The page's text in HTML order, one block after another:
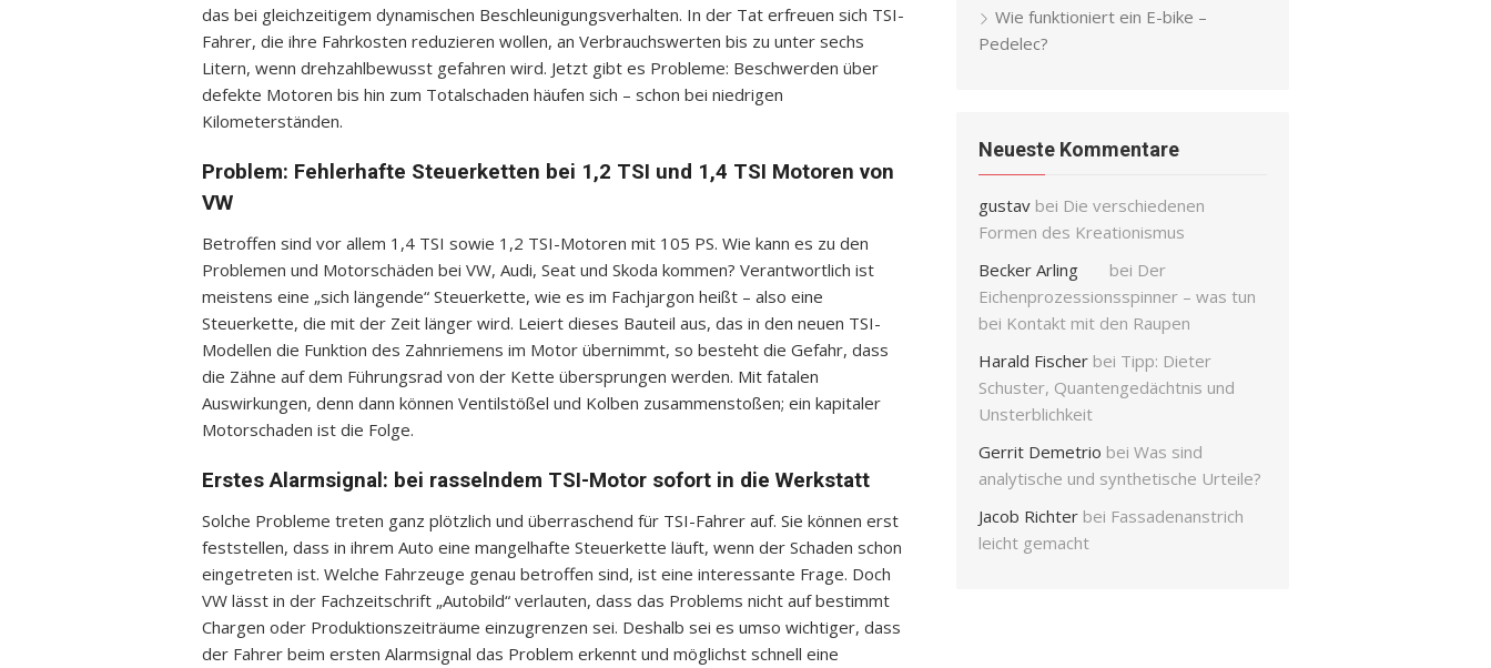
das bei gleichzeitigem dynamischen Beschleunigungsverhalten. In der Tat erfreuen sich TSI-
Fahrer, die ihre Fahrkosten reduzieren wollen, an Verbrauchswerten bis zu unter sechs
Litern, wenn drehzahlbewusst gefahren wird. Jetzt gibt es Probleme: Beschwerden über
defekte Motoren bis hin zum Totalschaden häufen sich – schon bei niedrigen
Kilometerständen.
Problem: Fehlerhafte Steuerketten bei 1,2 TSI und 1,4 TSI Motoren von
VW
Betroffen sind vor allem 1,4 TSI sowie 1,2 TSI-Motoren mit 105 PS. Wie kann es zu den
Problemen und Motorschäden bei VW, Audi, Seat und Skoda kommen? Verantwortlich ist
meistens eine „sich längende“ Steuerkette, wie es im Fachjargon heißt – also eine
Steuerkette, die mit der Zeit länger wird. Leiert dieses Bauteil aus, das in den neuen TSI-
Modellen die Funktion des Zahnriemens im Motor übernimmt, so besteht die Gefahr, dass
die Zähne auf dem Führungsrad von der Kette übersprungen werden. Mit fatalen
Auswirkungen, denn dann können Ventilstößel und Kolben zusammenstoßen; ein kapitaler
Motorschaden ist die Folge.
Erstes Alarmsignal: bei rasselndem TSI-Motor sofort in die Werkstatt
Solche Probleme treten ganz plötzlich und überraschend für TSI-Fahrer auf. Sie können erst
feststellen, dass in ihrem Auto eine mangelhafte Steuerkette läuft, wenn der Schaden schon
eingetreten ist. Welche Fahrzeuge genau betroffen sind, ist eine interessante Frage. Doch
VW lässt in der Fachzeitschrift „Autobild“ verlauten, dass das Problems nicht auf bestimmt
Chargen oder Produktionszeiträume einzugrenzen sei. Deshalb sei es umso wichtiger, dass
der Fahrer beim ersten Alarmsignal das Problem erkennt und möglichst schnell eine
Wie funktioniert ein E-bike –
Pedelec?
Neueste Kommentare
gustav bei Die verschiedenen
Formen des Kreationismus
Becker Arling
bei Der
Eichenprozessionsspinner – was tun
bei Kontakt mit den Raupen
Harald Fischer bei Tipp: Dieter
Schuster, Quantengedächtnis und
Unsterblichkeit
Gerrit Demetrio bei Was sind
analytische und synthetische Urteile?
Jacob Richter bei Fassadenanstrich
leicht gemacht